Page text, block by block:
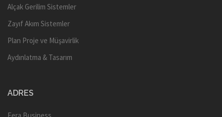
Alçak Gerilim Sistemler
Zayıf Akım Sistemler
Plan Proje ve Müşavirlik
Aydınlatma & Tasarım
ADRES